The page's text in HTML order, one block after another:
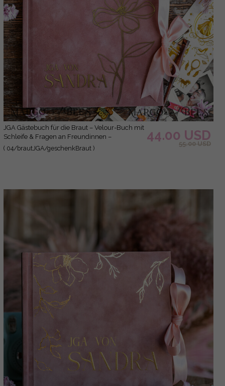
JGA Gästebuch für die Braut – Velour-Buch mit
Schleife & Fragen an Freundinnen –
personalisiert
( 04/brautJGA/geschenkBraut )
44.00 USD
55.00 USD